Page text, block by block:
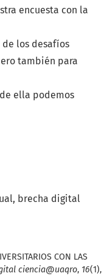
brecha digital
CON LAS
ciencia@uaqro, 16(1),
encuesta con la
los desafíos
también para
ella podemos